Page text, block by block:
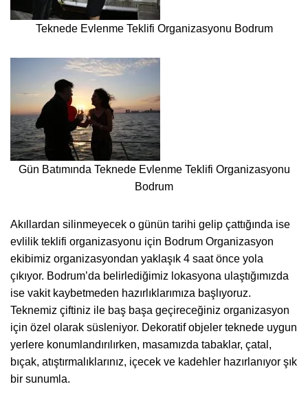
Teknede Evlenme Teklifi Organizasyonu Bodrum
Gün Batımında Teknede Evlenme Teklifi Organizasyonu
Bodrum
Akıllardan silinmeyecek o günün tarihi gelip çattığında ise
evlilik teklifi organizasyonu için Bodrum Organizasyon
ekibimiz organizasyondan yaklaşık 4 saat önce yola
çıkıyor. Bodrum’da belirlediğimiz lokasyona ulaştığımızda
ise vakit kaybetmeden hazırlıklarımıza başlıyoruz.
Teknemiz çiftiniz ile baş başa geçireceğiniz organizasyon
için özel olarak süsleniyor. Dekoratif objeler teknede uygun
yerlere konumlandırılırken, masamızda tabaklar, çatal,
bıçak, atıştırmalıklarınız, içecek ve kadehler hazırlanıyor şık
bir sunumla.